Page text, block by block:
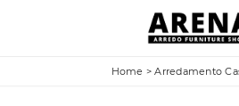
Home >Arredamento